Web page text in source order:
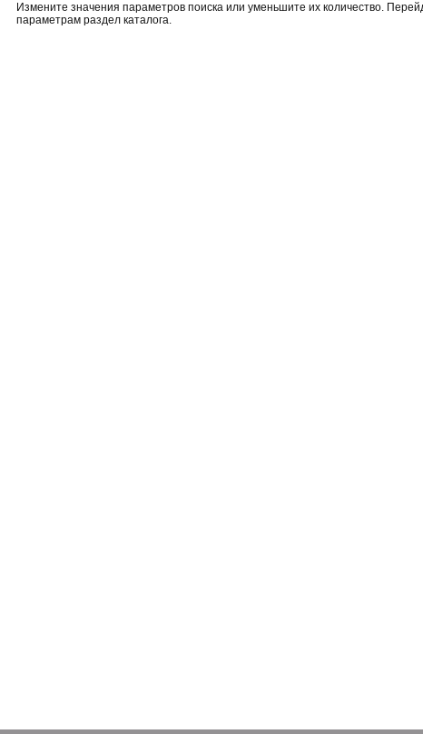
Измените значения параметров поиска или уменьшите их количество.
параметрам раздел каталога.